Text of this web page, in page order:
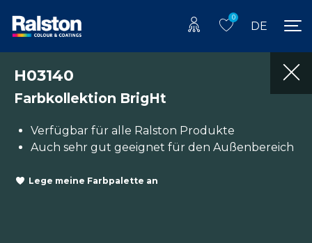
0
DE
H03140
Farbkollektion BrigHt
Verfügbar für alle Ralston Produkte
Auch sehr gut geeignet für den Außenbereich
Lege meine Farbpalette an